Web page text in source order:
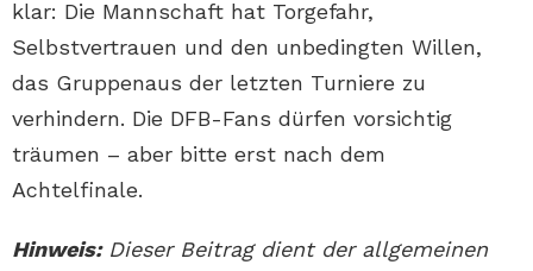
klar: Die Mannschaft hat Torgefahr,
Selbstvertrauen und den unbedingten Willen,
das Gruppenaus der letzten Turniere zu
verhindern. Die DFB-Fans dürfen vorsichtig
träumen – aber bitte erst nach dem
Achtelfinale.
Hinweis:Dieser Beitrag dient der allgemeinen